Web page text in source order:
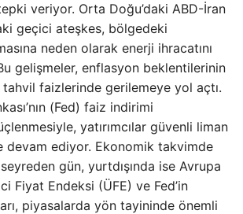
veriyor. Orta Doğu’daki ABD-İran
geçici ateşkes, bölgedeki
neden olarak enerji ihracatını
gelişmeler, enflasyon beklentilerinin
faizlerinde gerilemeye yol açtı.
(Fed) faiz indirimi
yatırımcılar güvenli liman
devam ediyor. Ekonomik takvimde
gün, yurtdışında ise Avrupa
Fiyat Endeksi (ÜFE) ve Fed’in
piyasalarda yön tayininde önemli